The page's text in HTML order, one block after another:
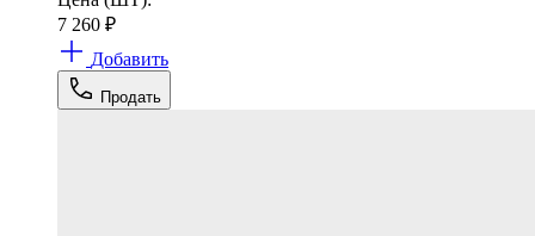
7 260 ₽
Добавить
Продать